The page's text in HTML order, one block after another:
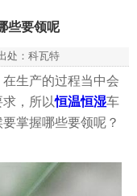
些要领呢
处：科瓦特
生产的过程当中会
求，所以恒温恒湿车
掌握哪些要领呢？